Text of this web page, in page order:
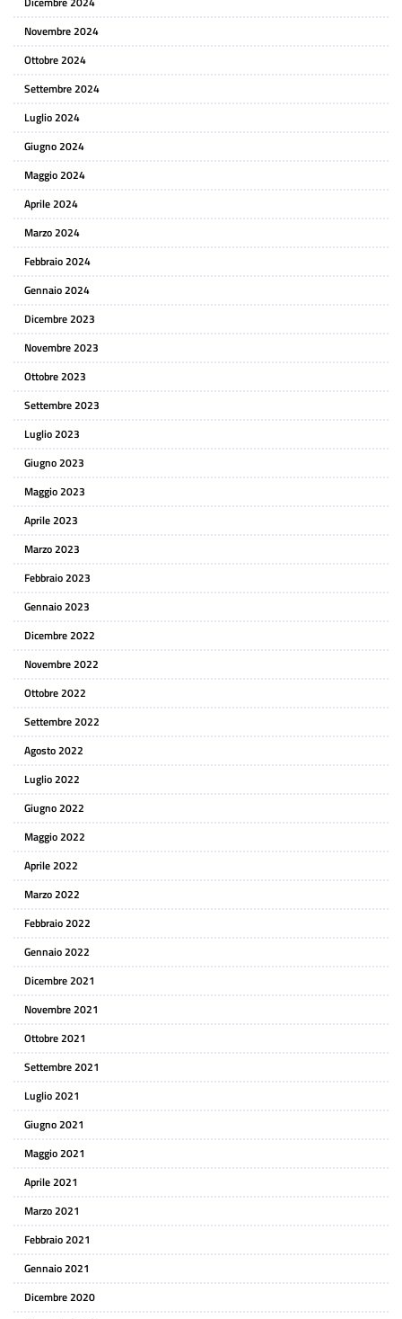
Novembre 2024
Ottobre 2024
Settembre 2024
Luglio 2024
Giugno 2024
Maggio 2024
Aprile 2024
Marzo 2024
Febbraio 2024
Gennaio 2024
Dicembre 2023
Novembre 2023
Ottobre 2023
Settembre 2023
Luglio 2023
Giugno 2023
Maggio 2023
Aprile 2023
Marzo 2023
Febbraio 2023
Gennaio 2023
Dicembre 2022
Novembre 2022
Ottobre 2022
Settembre 2022
Agosto 2022
Luglio 2022
Giugno 2022
Maggio 2022
Aprile 2022
Marzo 2022
Febbraio 2022
Gennaio 2022
Dicembre 2021
Novembre 2021
Ottobre 2021
Settembre 2021
Luglio 2021
Giugno 2021
Maggio 2021
Aprile 2021
Marzo 2021
Febbraio 2021
Gennaio 2021
Dicembre 2020